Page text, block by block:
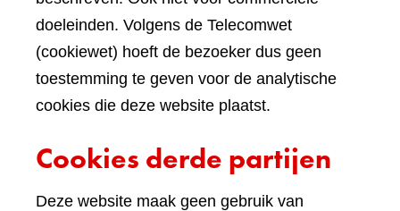
doeleinden. Volgens de Telecomwet
(cookiewet) hoeft de bezoeker dus geen
toestemming te geven voor de analytische
cookies die deze website plaatst.
Cookies derde partijen
Deze website maak geen gebruik van